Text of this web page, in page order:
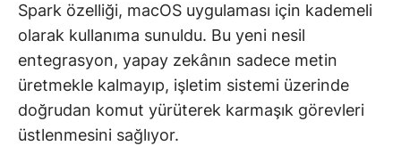
Spark özelliği, macOS uygulaması için kademeli
olarak kullanıma sunuldu. Bu yeni nesil
entegrasyon, yapay zekânın sadece metin
üretmekle kalmayıp, işletim sistemi üzerinde
doğrudan komut yürüterek karmaşık görevleri
üstlenmesini sağlıyor.